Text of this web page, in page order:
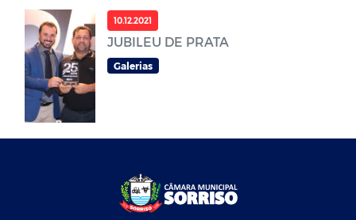
10.12.2021
JUBILEU DE PRATA
Galerias